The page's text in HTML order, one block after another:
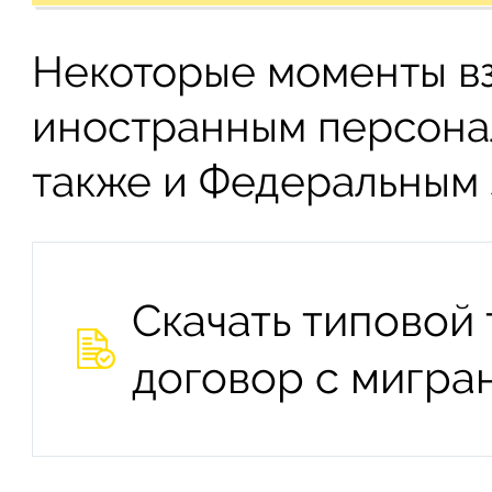
Некоторые моменты
иностранным
также и Федеральным
Скачать
договор с